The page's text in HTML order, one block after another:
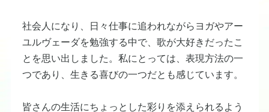
社会人になり、日々仕事に追われながらヨガやアー
ユルヴェーダを勉強する中で、歌が大好きだったこ
とを思い出しました。私にとっては、表現方法の一
つであり、生きる喜びの一つだとも感じています。
皆さんの生活にちょっとした彩りを添えられるよう